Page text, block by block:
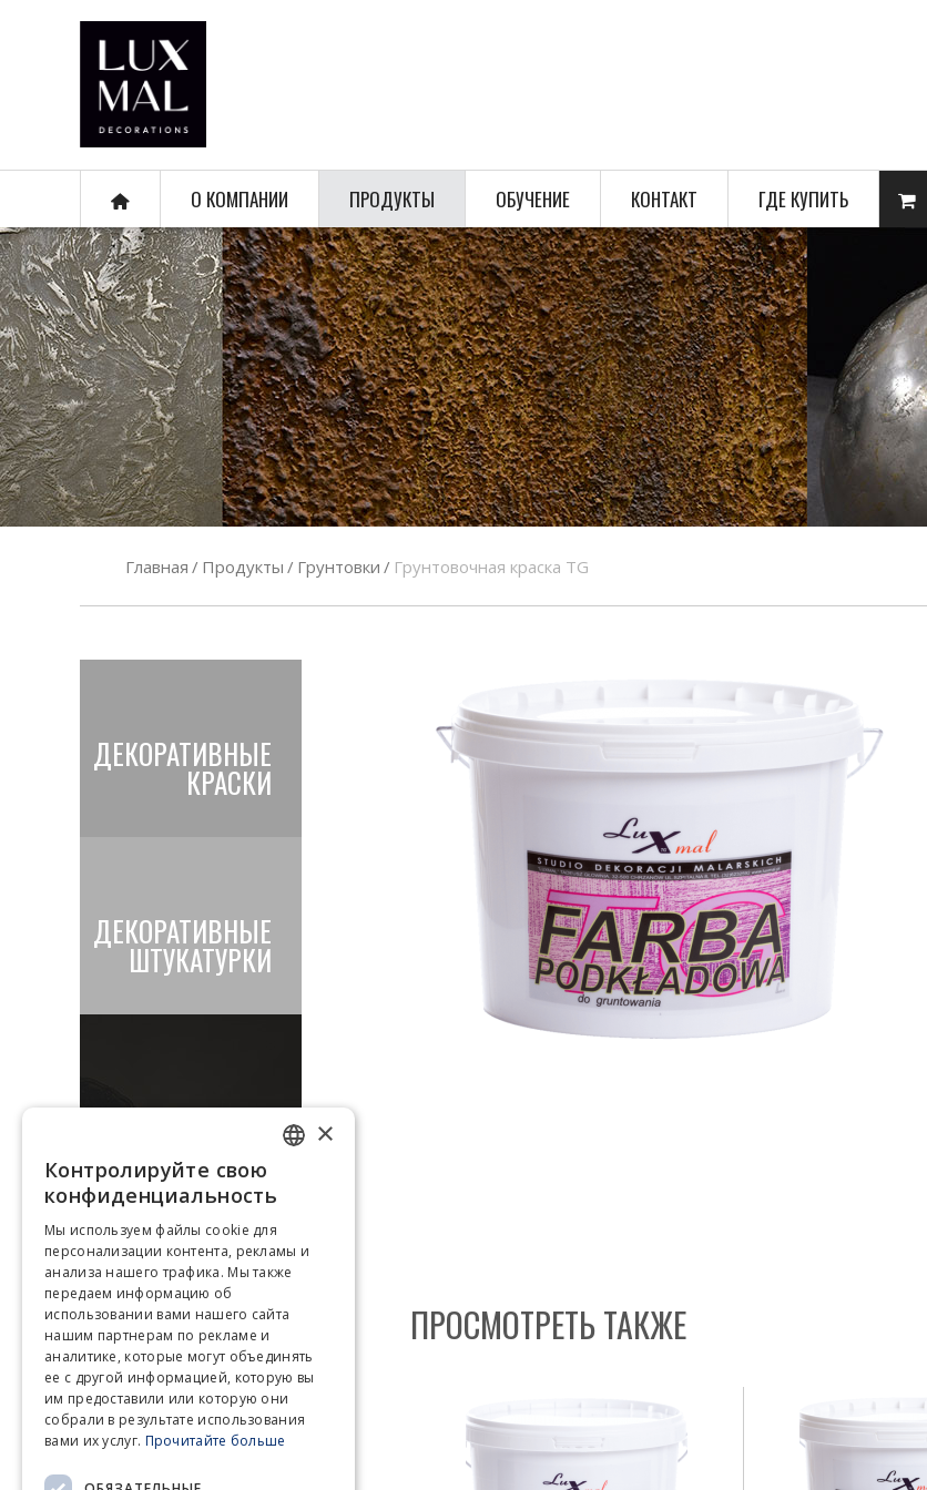
О КОМПАНИИ ПРОДУКТЫ ОБУЧЕНИЕ КОНТАКТ ГДЕ КУПИТЬ
Главная / Продукты / Грунтовки / Грунтовочная краска TG
ПРОСМОТРЕТЬ ТАКЖЕ
ДЕКОРАТИВНЫЕ
КРАСКИ
ДЕКОРАТИВНЫЕ
ШТУКАТУРКИ
GERMAN
×
Контролируйте свою
конфиденциальность
Мы используем файлы cookie для
персонализации контента, рекламы и
анализа нашего трафика. Мы также
передаем информацию об
использовании вами нашего сайта
нашим партнерам по рекламе и
аналитике, которые могут объединять
ее с другой информацией, которую вы
им предоставили или которую они
собрали в результате использования
вами их услуг. Прочитайте больше